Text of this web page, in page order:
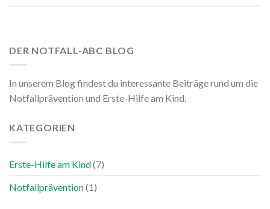
DER NOTFALL-ABC BLOG
In unserem Blog findest du interessante Beiträge rund um die
Notfallprävention und Erste-Hilfe am Kind.
KATEGORIEN
Erste-Hilfe am Kind(7)
Notfallprävention(1)